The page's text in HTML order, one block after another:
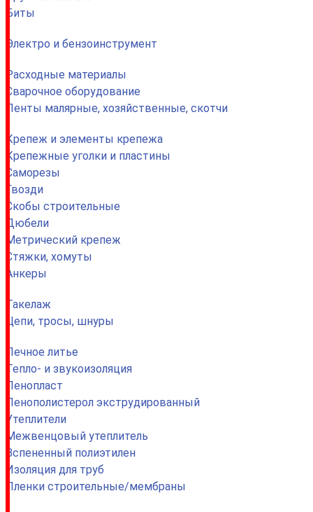
Биты
Электро и бензоинструмент
Расходные материалы
Сварочное оборудование
Ленты малярные, хозяйственные, скотчи
Крепеж и элементы крепежа
Крепежные уголки и пластины
Саморезы
Гвозди
Скобы строительные
Дюбели
Метрический крепеж
Стяжки, хомуты
Анкеры
Такелаж
Цепи, тросы, шнуры
Печное литье
Тепло- и звукоизоляция
Пенопласт
Пенополистерол экструдированный
Утеплители
Межвенцовый утеплитель
Вспененный полиэтилен
Изоляция для труб
Пленки строительные/мембраны